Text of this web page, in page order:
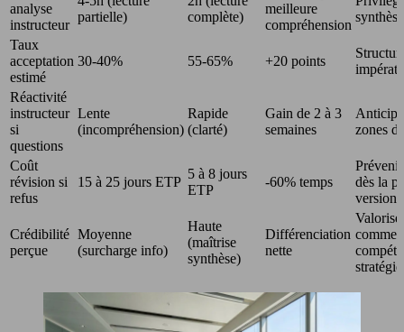
analyse
instructeur
partielle)
complète)
meilleure
compréhension
synthèse
Taux
acceptation
estimé
30-40% 55-65% +20 points
Réactivité
instructeur
si
questions
Lente
(incompréhension)
Rapide
(clarté)
Gain de 2 à 3
semaines
zones
Coût
révision si
refus
15 à 25 jours ETP
5 à 8 jours
ETP
-60% temps
dès la
version
Crédibilité
perçue
Moyenne
(surcharge info)
Haute
(maîtrise
synthèse)
Différenciation
nette
comme